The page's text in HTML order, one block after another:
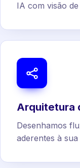
IA com visão
Arquitetura
Desenhamos
aderentes à